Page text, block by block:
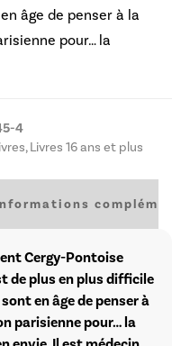
âge de penser à la
pour… la
4
,Livres 16 ans et plus
Cergy-Pontoise
de plus en plus difficile
en âge de penser à
parisienne pour… la